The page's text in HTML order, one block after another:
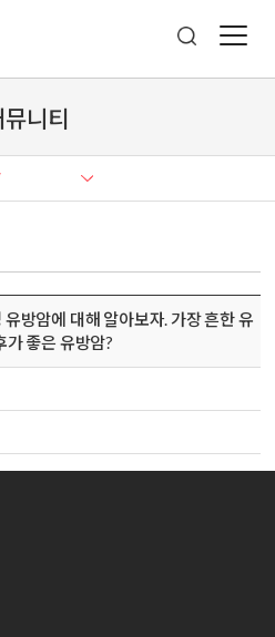
뮤니티
방암에 대해 알아보자. 가장 흔한 유
가 좋은 유방암?